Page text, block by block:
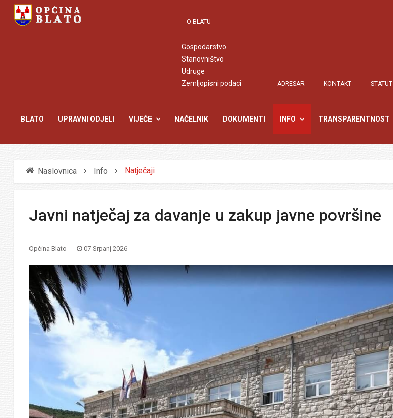
O BLATU
Gospodarstvo
Stanovništvo
Udruge
Zemljopisni podaci
ADRESAR KONTAKT STATUT
BLATO UPRAVNI ODJELI VIJEĆE NAČELNIK DOKUMENTI INFO TRANSPARENTNOST
Naslovnica Info Natječaji
Javni natječaj za davanje u zakup javne površine
Općina Blato 07 Srpanj 2026